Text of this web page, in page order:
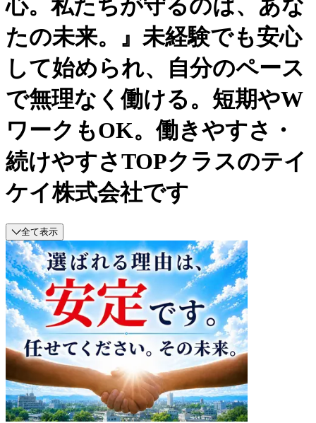
心。私たちが守るのは、あな
たの未来。』未経験でも安心
して始められ、自分のペース
で無理なく働ける。短期やW
ワークもOK。働きやすさ・
続けやすさTOPクラスのテイ
ケイ株式会社です
全て表示